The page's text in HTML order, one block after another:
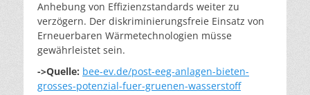
Anhebung von Effizienzstandards weiter zu
verzögern. Der diskriminierungsfreie Einsatz von
Erneuerbaren Wärmetechnologien müsse
gewährleistet sein.
->Quelle: bee-ev.de/post-eeg-anlagen-bieten-
grosses-potenzial-fuer-gruenen-wasserstoff